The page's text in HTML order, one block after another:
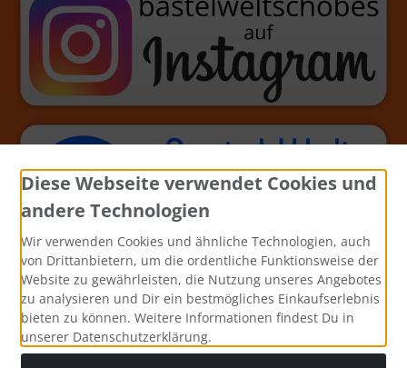
Diese Webseite verwendet Cookies und
andere Technologien
Wir verwenden Cookies und ähnliche Technologien, auch
von Drittanbietern, um die ordentliche Funktionsweise der
Website zu gewährleisten, die Nutzung unseres Angebotes
zu analysieren und Dir ein bestmögliches Einkaufserlebnis
bieten zu können. Weitere Informationen findest Du in
unserer Datenschutzerklärung.